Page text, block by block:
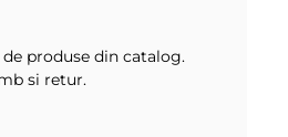
produse din catalog.
si retur.